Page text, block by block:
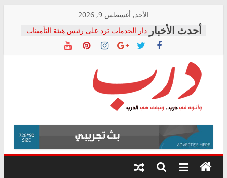
content
الأحد, أغسطس 9, 2026
دار الخدمات ترد على رئيس هيئة التأمينات
بعد مؤتمره الصحفي: إنكار الأزمة لا ينهي
معاناة أصحاب المعاشات.. ونطالب بكشف
فرحات سليمان يكتب: القطاع الصحي إلى
أين؟
حزب التحالف الشعبي يطلق لجنة “الحق
في الصحة” بالإسكندرية لرصد الانتهاكات
ودعم المرضى
الوزاري لمدينة الصحفيين.. وانتهاء أعمال
إنشاء المبنى الإداري
المجلس القومي لحقوق الإنسان يعلن
متابعة قضية الدكتور محمد زهران.. ويؤكد:
قرينة البراءة وضمانات المحاكمة العادلة
درب
وأتوه
درب..
وتبقى
هي